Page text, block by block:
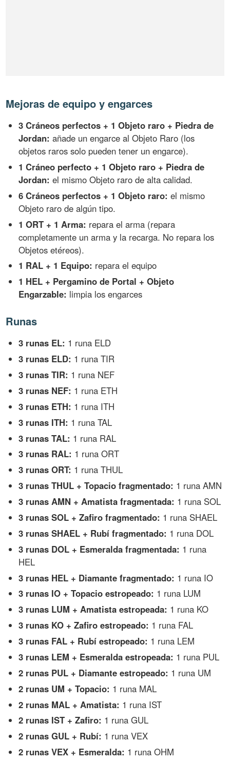
Mejoras de equipo y engarces
3 Cráneos perfectos + 1 Objeto raro + Piedra de
Jordan: añade un engarce al Objeto Raro (los
objetos raros solo pueden tener un engarce).
1 Cráneo perfecto + 1 Objeto raro + Piedra de
Jordan: el mismo Objeto raro de alta calidad.
6 Cráneos perfectos + 1 Objeto raro: el mismo
Objeto raro de algún tipo.
1 ORT + 1 Arma: repara el arma (repara
completamente un arma y la recarga. No repara los
Objetos etéreos).
1 RAL + 1 Equipo: repara el equipo
1 HEL + Pergamino de Portal + Objeto
Engarzable: limpia los engarces
Runas
3 runas EL: 1 runa ELD
3 runas ELD: 1 runa TIR
3 runas TIR: 1 runa NEF
3 runas NEF: 1 runa ETH
3 runas ETH: 1 runa ITH
3 runas ITH: 1 runa TAL
3 runas TAL: 1 runa RAL
3 runas RAL: 1 runa ORT
3 runas ORT: 1 runa THUL
3 runas THUL + Topacio fragmentado: 1 runa AMN
3 runas AMN + Amatista fragmentada: 1 runa SOL
3 runas SOL + Zafiro fragmentado: 1 runa SHAEL
3 runas SHAEL + Rubí fragmentado: 1 runa DOL
3 runas DOL + Esmeralda fragmentada: 1 runa
HEL
3 runas HEL + Diamante fragmentado: 1 runa IO
3 runas IO + Topacio estropeado: 1 runa LUM
3 runas LUM + Amatista estropeada: 1 runa KO
3 runas KO + Zafiro estropeado: 1 runa FAL
3 runas FAL + Rubí estropeado: 1 runa LEM
3 runas LEM + Esmeralda estropeada: 1 runa PUL
2 runas PUL + Diamante estropeado: 1 runa UM
2 runas UM + Topacio: 1 runa MAL
2 runas MAL + Amatista: 1 runa IST
2 runas IST + Zafiro: 1 runa GUL
2 runas GUL + Rubí: 1 runa VEX
2 runas VEX + Esmeralda: 1 runa OHM